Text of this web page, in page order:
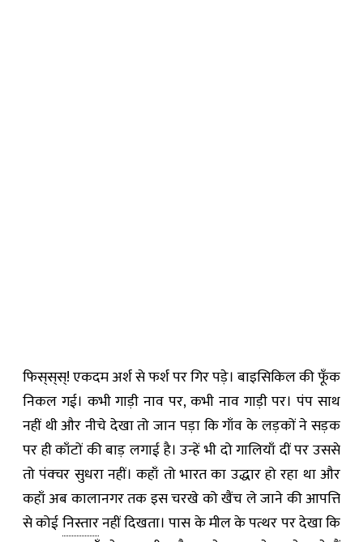
फिस्‌स्‌स्‌! एकदम अर्श से फर्श पर गिर पड़े। बाइसिकिल की फूँक
निकल गई। कभी गाड़ी नाव पर, कभी नाव गाड़ी पर। पंप साथ
नहीं थी और नीचे देखा तो जान पड़ा कि गाँव के लड़कों ने सड़क
पर ही काँटों की बाड़ लगाई है। उन्हें भी दो गालियाँ दीं पर उससे
तो पंक्चर सुधरा नहीं। कहाँ तो भारत का उद्धार हो रहा था और
कहाँ अब कालानगर तक इस चरखे को खैंच ले जाने की आपत्ति
से कोईनिस्तारनहीं दिखता। पास के मील के पत्थर पर देखा कि